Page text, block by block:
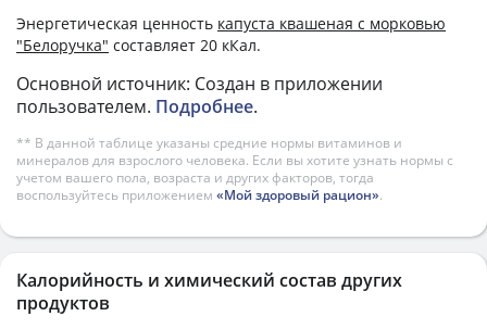
Энергетическая ценность капуста квашеная с морковью
"Белоручка" составляет 20 кКал.
Основной источник: Создан в приложении
пользователем. Подробнее.
** В данной таблице указаны средние нормы витаминов и
минералов для взрослого человека. Если вы хотите узнать нормы с
учетом вашего пола, возраста и других факторов, тогда
воспользуйтесь приложением «Мой здоровый рацион».
Калорийность и химический состав других
продуктов